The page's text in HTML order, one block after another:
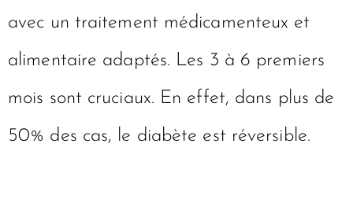
avec un traitement médicamenteux et
alimentaire adaptés. Les 3 à 6 premiers
mois sont cruciaux. En effet, dans plus de
50% des cas, le diabète est réversible.